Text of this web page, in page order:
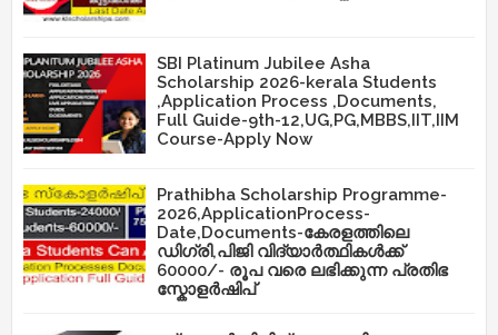
SBI Platinum Jubilee Asha
Scholarship 2026-kerala Students
,Application Process ,Documents,
Full Guide-9th-12,UG,PG,MBBS,IIT,IIM
Course-Apply Now
Prathibha Scholarship Programme-
2026,ApplicationProcess-
Date,Documents-കേരളത്തിലെ
ഡിഗ്രി,പിജി വിദ്യാർത്ഥികൾക്ക്
60000/- രൂപ വരെ ലഭിക്കുന്ന പ്രതിഭ
സ്കോളർഷിപ്